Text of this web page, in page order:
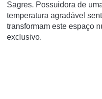
Sagres. Possuidora de
temperatura agradável
transformam este espaço
exclusivo.